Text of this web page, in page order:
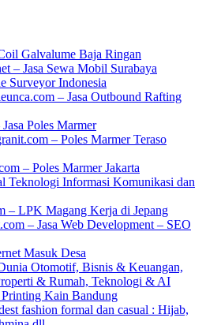
Galvalume Baja Ringan
– Jasa Sewa Mobil Surabaya
Surveyor Indonesia
– Jasa Outbound Rafting
Poles Marmer
– Poles Marmer Teraso
– Poles Marmer Jakarta
Teknologi Informasi Komunikasi dan
– LPK Magang Kerja di Jepang
– Jasa Web Development – SEO
Masuk Desa
Otomotif, Bisnis & Keuangan,
& Rumah, Teknologi & AI
Printing Kain Bandung
fashion formal dan casual : Hijab,